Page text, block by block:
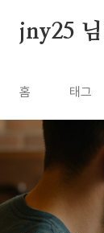
jny25
홈 태그